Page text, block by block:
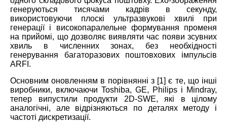
генеруються тисячами кадрів в секунду,
використовуючи плоскі ультразвукові хвилі при
генерації і високопаралельне формування променя
на прийомі, що дозволяє виявляти час появи зсувних
хвиль в численних зонах, без необхідності
генерування багаторазових поштовхових імпульсів
ARFI.
Основним оновленням в порівнянні з [1] є те, що інші
виробники, включаючи Toshiba, GE, Philips і Mindray,
тепер випустили продукти 2D-SWE, які в цілому
аналогічні, але відрізняються по деталях методу і
частоті дискретизації.